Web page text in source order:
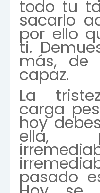
todo tu
sacarlo
por ello
ti.
más, de
capaz.
La
carga
hoy
ella,
pasado